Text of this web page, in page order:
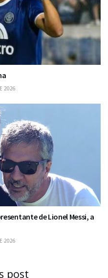
2026
de Lionel Messi, a
2026
post